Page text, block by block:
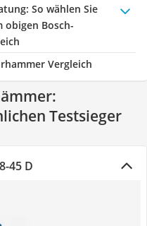
: So wählen Sie
obigen Bosch-
Vergleich
Testsieger
45 D